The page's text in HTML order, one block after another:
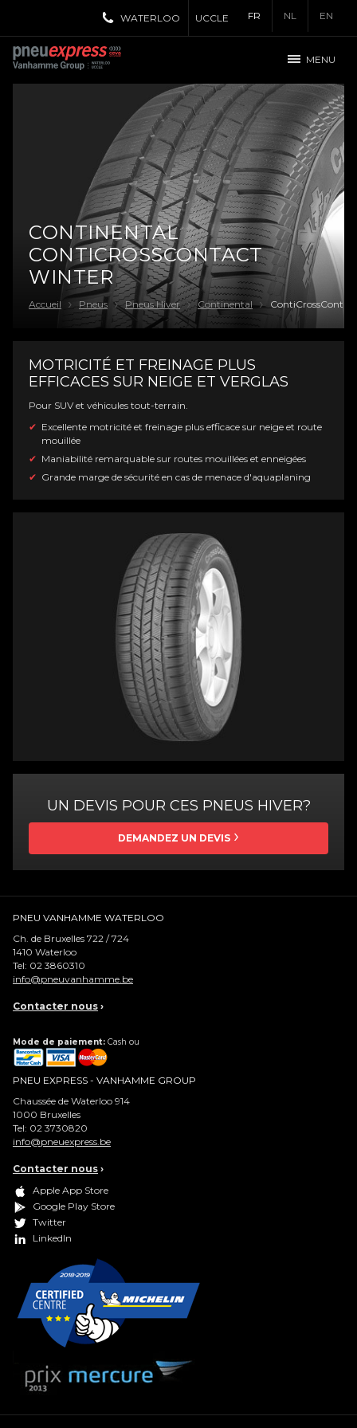
FR NL EN
WATERLOO UCCLE
MENU
CONTINENTAL
CONTICROSSCONTACT
WINTER
Accueil Pneus Pneus Hiver Continental
MOTRICITÉ ET FREINAGE PLUS
EFFICACES SUR NEIGE ET VERGLAS
Pour SUV et véhicules tout-terrain.
Excellente motricité et freinage plus efficace sur neige et route
mouillée
Maniabilité remarquable sur routes mouillées et enneigées
Grande marge de sécurité en cas de menace d'aquaplaning
UN DEVIS POUR CES PNEUS HIVER?
DEMANDEZ UN DEVIS
PNEU VANHAMME WATERLOO
Ch. de Bruxelles 722 / 724
1410 Waterloo
Tel: 02 3860310
info@pneuvanhamme.be
Contacter nous ›
Mode de paiement: Cash ou
PNEU EXPRESS - VANHAMME GROUP
Chaussée de Waterloo 914
1000 Bruxelles
Tel: 02 3730820
info@pneuexpress.be
Contacter nous ›
Apple App Store
Google Play Store
Twitter
LinkedIn